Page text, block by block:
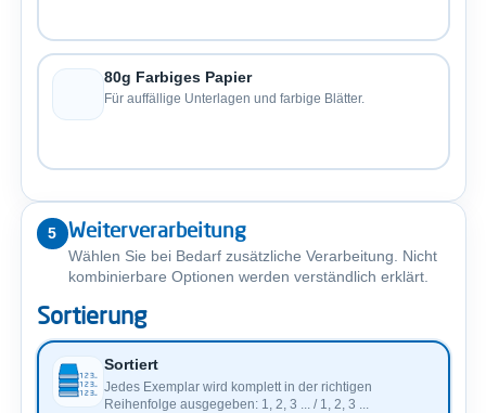
80g Farbiges Papier
Für auffällige Unterlagen und farbige Blätter.
5 Weiterverarbeitung
Wählen Sie bei Bedarf zusätzliche Verarbeitung. Nicht
kombinierbare Optionen werden verständlich erklärt.
Sortierung
Sortiert
Jedes Exemplar wird komplett in der richtigen
Reihenfolge ausgegeben: 1, 2, 3 ... / 1, 2, 3 ...